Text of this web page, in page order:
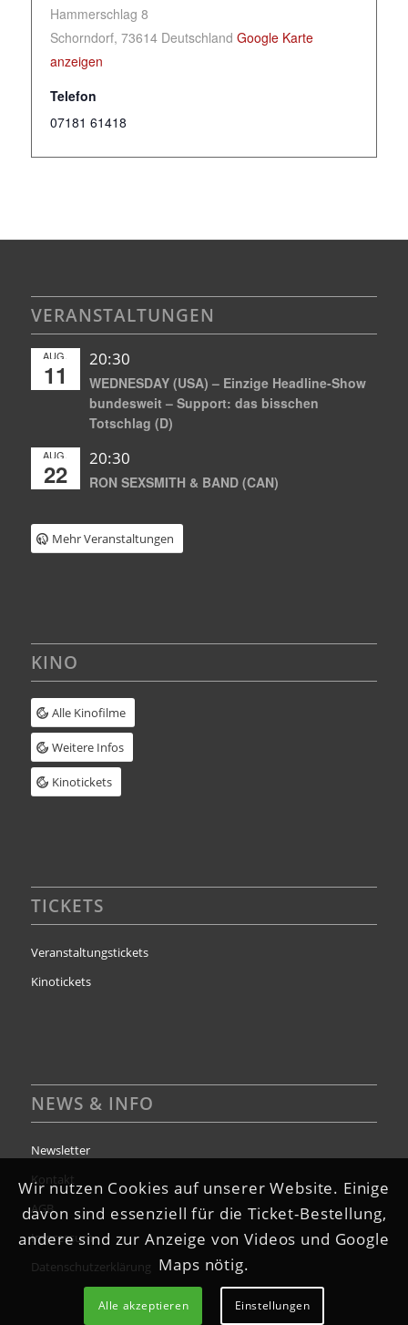
Hammerschlag 8
Schorndorf, 73614 Deutschland Google Karte
anzeigen
Telefon
07181 61418
VERANSTALTUNGEN
AUG.
11
20:30
WEDNESDAY (USA) – Einzige Headline-Show
bundesweit – Support: das bisschen
Totschlag (D)
AUG.
22
20:30
RON SEXSMITH & BAND (CAN)
Mehr Veranstaltungen
KINO
Alle Kinofilme
Weitere Infos
Kinotickets
TICKETS
Veranstaltungstickets
Kinotickets
NEWS & INFO
Newsletter
Kontakt
AGB
Impressum
Datenschutzerklärung
Wir nutzen Cookies auf unserer Website. Einige
davon sind essenziell für die Ticket-Bestellung,
andere sind zur Anzeige von Videos und Google
Maps nötig.
Alle akzeptieren Einstellungen